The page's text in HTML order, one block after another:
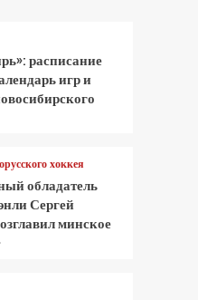
расписание
игр и
хоккея
обладатель
Сергей
минское